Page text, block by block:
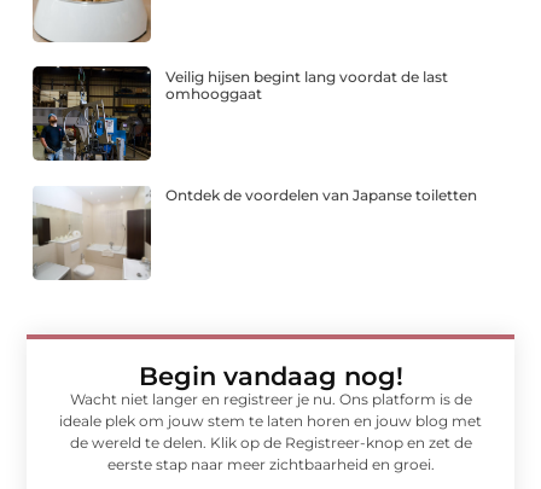
Veilig hijsen begint lang voordat de last
omhooggaat
Ontdek de voordelen van Japanse toiletten
Begin vandaag nog!
Wacht niet langer en registreer je nu. Ons platform is de
ideale plek om jouw stem te laten horen en jouw blog met
de wereld te delen. Klik op de Registreer-knop en zet de
eerste stap naar meer zichtbaarheid en groei.